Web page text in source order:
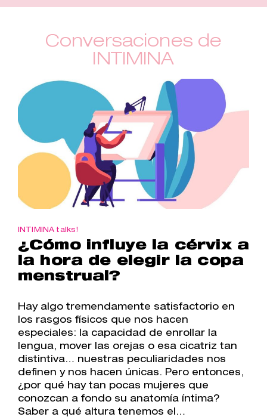
Conversaciones de
INTIMINA
INTIMINA talks!
¿Cómo influye la cérvix a
la hora de elegir la copa
menstrual?
Hay algo tremendamente satisfactorio en
los rasgos físicos que nos hacen
especiales: la capacidad de enrollar la
lengua, mover las orejas o esa cicatriz tan
distintiva… nuestras peculiaridades nos
definen y nos hacen únicas. Pero entonces,
¿por qué hay tan pocas mujeres que
conozcan a fondo su anatomía íntima?
Saber a qué altura tenemos el…